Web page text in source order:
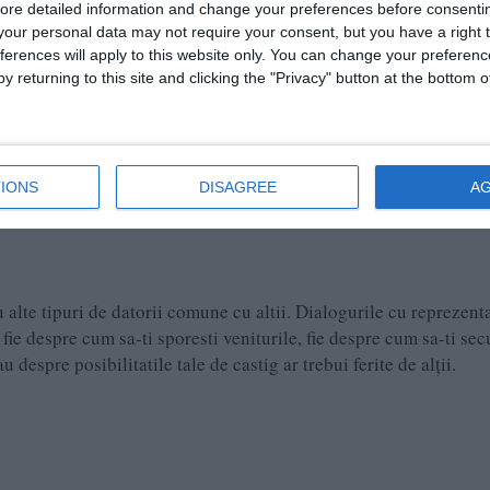
detailed information and change your preferences before
personal data may not require your consent, but you have a right
will apply to this website only. You can change your
returning to this site and clicking the "Privacy" button at the bottom
DISAGREE
pentru agrement, fie pentru a lucra sau studia departe de
usor o poti realiza prin discutii cu persoane erudite,
mentalul cu informatii inutile.
alte tipuri de datorii comune cu altii. Dialogurile cu
despre cum sa-ti sporesti veniturile, fie despre cum sa-ti
despre posibilitatile tale de castig ar trebui ferite de alții.